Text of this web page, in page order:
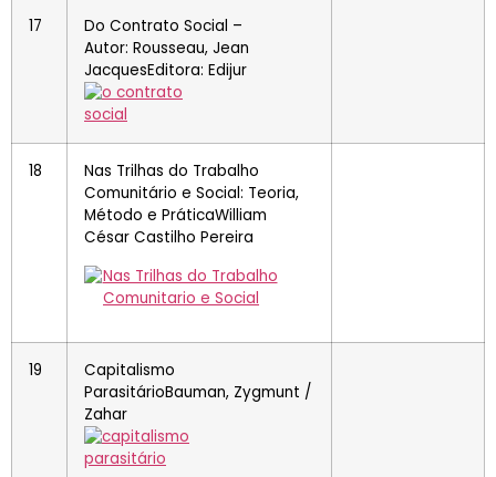
17
Do Contrato Social –
Autor: Rousseau, Jean
JacquesEditora: Edijur
18
Nas Trilhas do Trabalho
Comunitário e Social: Teoria,
Método e PráticaWilliam
César Castilho Pereira
19
Capitalismo
ParasitárioBauman, Zygmunt /
Zahar